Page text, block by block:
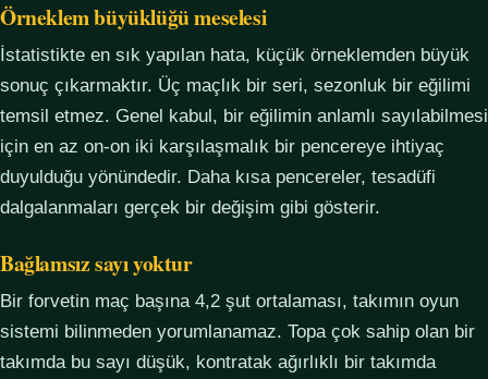
Örneklem büyüklüğü meselesi
İstatistikte en sık yapılan hata, küçük örneklemden büyük
sonuç çıkarmaktır. Üç maçlık bir seri, sezonluk bir eğilimi
temsil etmez. Genel kabul, bir eğilimin anlamlı sayılabilmesi
için en az on-on iki karşılaşmalık bir pencereye ihtiyaç
duyulduğu yönündedir. Daha kısa pencereler, tesadüfi
dalgalanmaları gerçek bir değişim gibi gösterir.
Bağlamsız sayı yoktur
Bir forvetin maç başına 4,2 şut ortalaması, takımın oyun
sistemi bilinmeden yorumlanamaz. Topa çok sahip olan bir
takımda bu sayı düşük, kontratak ağırlıklı bir takımda